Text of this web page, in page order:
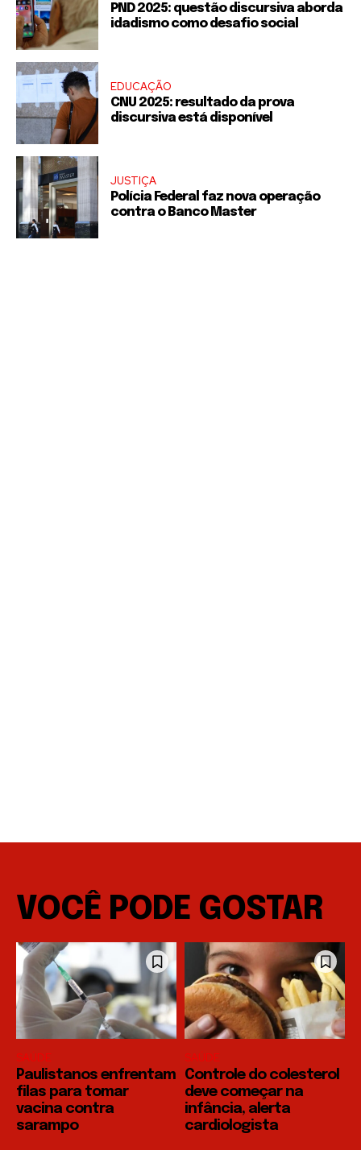
PND 2025: questão discursiva aborda
idadismo como desafio social
EDUCAÇÃO
CNU 2025: resultado da prova
discursiva está disponível
JUSTIÇA
Polícia Federal faz nova operação
contra o Banco Master
VOCÊ PODE GOSTAR
SAÚDE
Paulistanos enfrentam
filas para tomar
vacina contra
sarampo
SAÚDE
Controle do colesterol
deve começar na
infância, alerta
cardiologista